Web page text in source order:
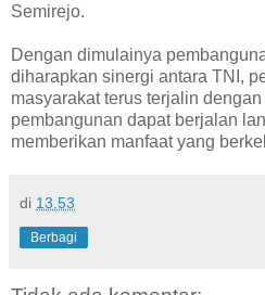
Semirejo.
Dengan dimulainya
diharapkan sinergi antara TNI,
masyarakat terus terjalin
pembangunan dapat berjalan
memberikan manfaat yang
di 13.53
Berbagi